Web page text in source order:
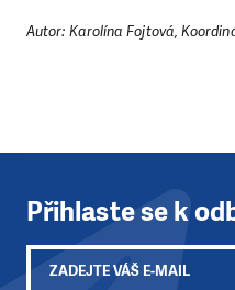
Autor: Karolína Fojtová,
Přihlaste se k